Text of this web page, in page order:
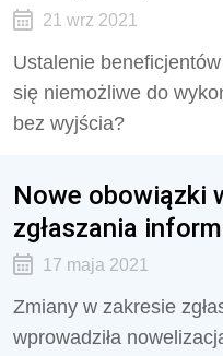
21 wrz 2021
Ustalenie
się niemożliwe do
bez wyjścia?
Nowe obowiązki
zgłaszania
17 maja 2021
Zmiany w zakresie
wprowadziła